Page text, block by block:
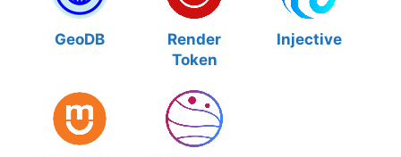
GeoDB
Render
Token
Injective